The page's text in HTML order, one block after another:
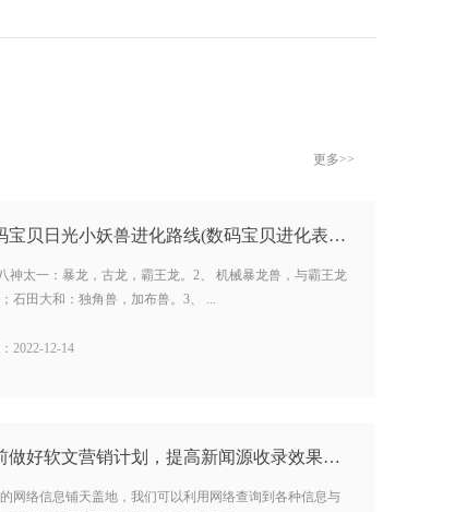
更多>>
数码宝贝日光小妖兽进化路线(数码宝贝进化表日光) …
神太一：暴龙，古龙，霸王龙。2、 机械暴龙兽，与霸王龙
石田大和：独角兽，加布兽。3、 ...
2022-12-14
做好软文营销计划，提高新闻源收录效果…
网络信息铺天盖地，我们可以利用网络查询到各种信息与